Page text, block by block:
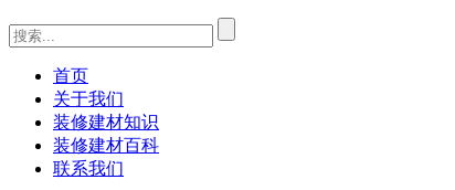
首页
关于我们
装修建材知识
装修建材百科
联系我们